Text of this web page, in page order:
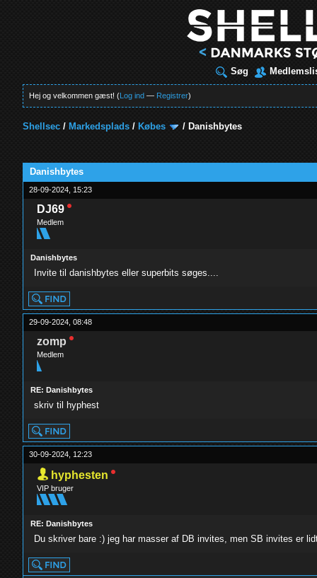
Søg
Hej og velkommen gæst! (Log ind — Registrer)
Shellsec / Markedsplads / Købes / Danishbytes
Danishbytes
28-09-2024, 15:23
DJ69
Medlem
Danishbytes
Invite til danishbytes eller superbits søges....
29-09-2024, 08:48
zomp
Medlem
RE: Danishbytes
skriv til hyphest
30-09-2024, 12:23
hyphesten
VIP bruger
RE: Danishbytes
Du skriver bare :) jeg har masser af DB invites, men SB invites er